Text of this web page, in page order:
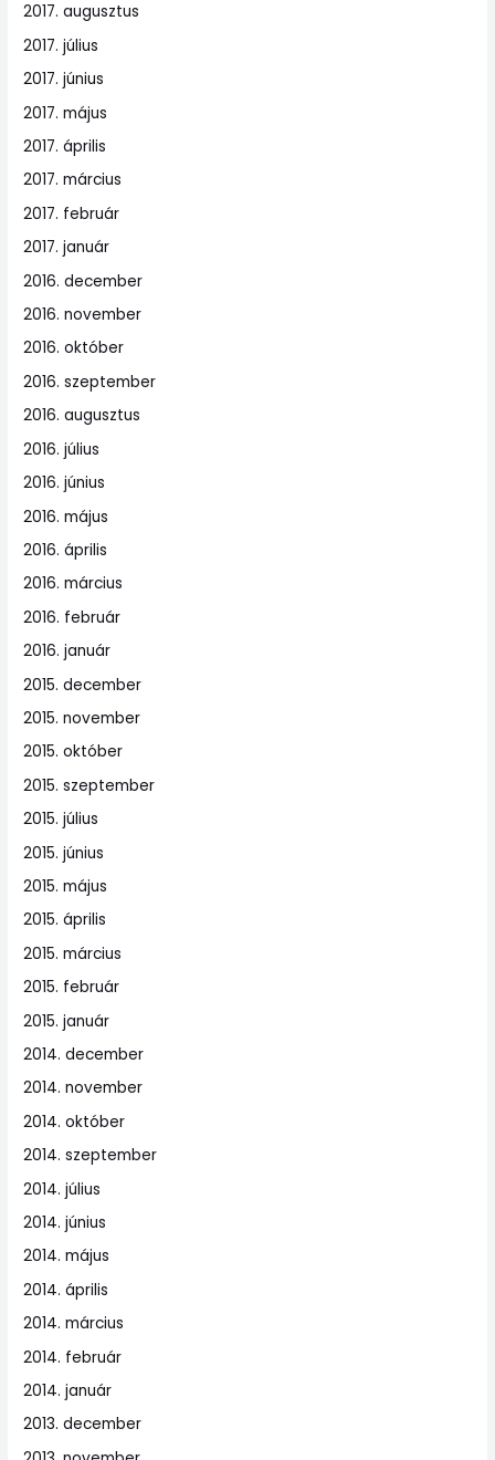
2017. augusztus
2017. július
2017. június
2017. május
2017. április
2017. március
2017. február
2017. január
2016. december
2016. november
2016. október
2016. szeptember
2016. augusztus
2016. július
2016. június
2016. május
2016. április
2016. március
2016. február
2016. január
2015. december
2015. november
2015. október
2015. szeptember
2015. július
2015. június
2015. május
2015. április
2015. március
2015. február
2015. január
2014. december
2014. november
2014. október
2014. szeptember
2014. július
2014. június
2014. május
2014. április
2014. március
2014. február
2014. január
2013. december